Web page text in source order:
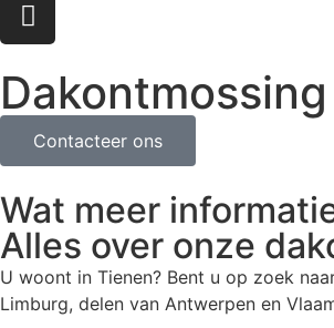
Contacteer ons
Wat meer
Alles over onze
U woont in Tienen? Bent u op zoek
Limburg, delen van Antwerpen en